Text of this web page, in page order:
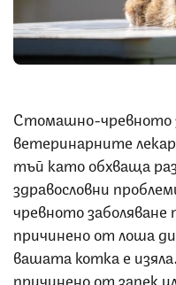
Стомашно-чревното
ветеринарните
тъй като обхваща
здравословни
чревното
причинено от лоша
вашата котка е
причинено от запек